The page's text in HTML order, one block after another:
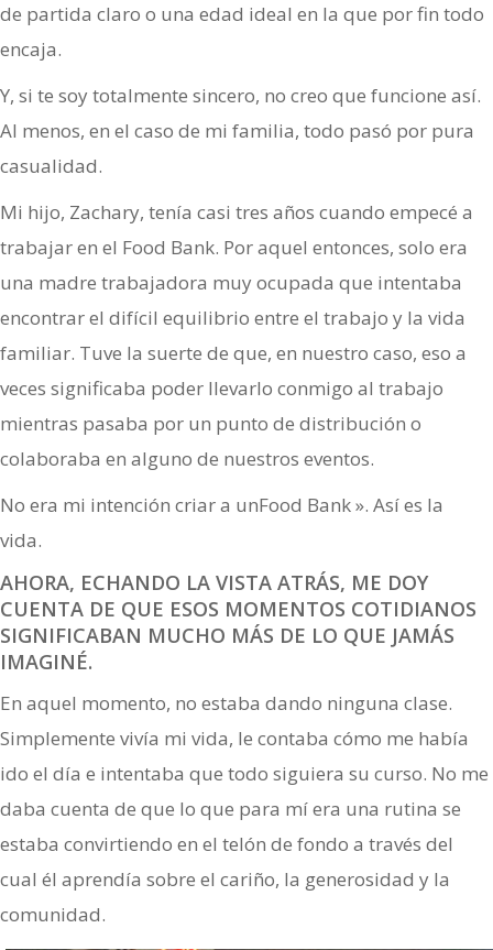
de partida claro o una edad ideal en la que por fin todo
encaja.
Y, si te soy totalmente sincero, no creo que funcione así.
Al menos, en el caso de mi familia, todo pasó por pura
casualidad.
Mi hijo, Zachary, tenía casi tres años cuando empecé a
trabajar en el Food Bank. Por aquel entonces, solo era
una madre trabajadora muy ocupada que intentaba
encontrar el difícil equilibrio entre el trabajo y la vida
familiar. Tuve la suerte de que, en nuestro caso, eso a
veces significaba poder llevarlo conmigo al trabajo
mientras pasaba por un punto de distribución o
colaboraba en alguno de nuestros eventos.
No era mi intención criar a unFood Bank ». Así es la
vida.
AHORA, ECHANDO LA VISTA ATRÁS, ME DOY
CUENTA DE QUE ESOS MOMENTOS COTIDIANOS
SIGNIFICABAN MUCHO MÁS DE LO QUE JAMÁS
IMAGINÉ.
En aquel momento, no estaba dando ninguna clase.
Simplemente vivía mi vida, le contaba cómo me había
ido el día e intentaba que todo siguiera su curso. No me
daba cuenta de que lo que para mí era una rutina se
estaba convirtiendo en el telón de fondo a través del
cual él aprendía sobre el cariño, la generosidad y la
comunidad.